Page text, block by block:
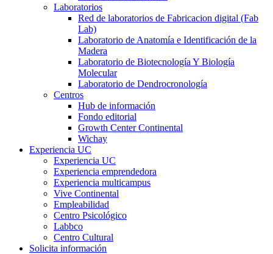
Laboratorios
Red de laboratorios de Fabricacion digital (Fab
Lab)
Laboratorio de Anatomía e Identificación de la
Madera
Laboratorio de Biotecnología Y Biología
Molecular
Laboratorio de Dendrocronología
Centros
Hub de información
Fondo editorial
Growth Center Continental
Wichay
Experiencia UC
Experiencia UC
Experiencia emprendedora
Experiencia multicampus
Vive Continental
Empleabilidad
Centro Psicológico
Labbco
Centro Cultural
Solicita información